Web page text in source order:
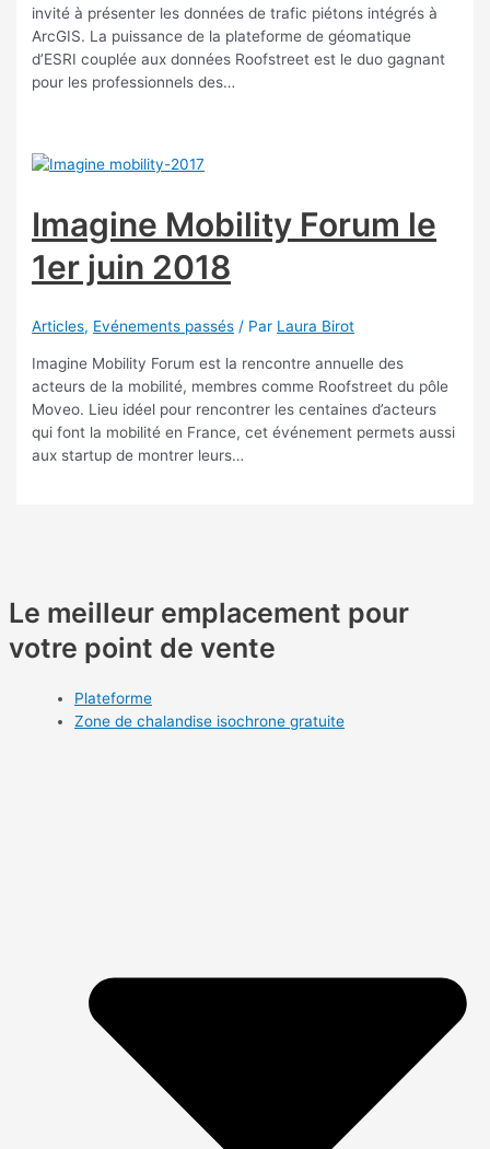
invité à présenter les données de trafic piétons intégrés à
ArcGIS. La puissance de la plateforme de géomatique
d’ESRI couplée aux données Roofstreet est le duo gagnant
pour les professionnels des…
Imagine Mobility Forum le
1er juin 2018
Articles, Evénements passés / Par Laura Birot
Imagine Mobility Forum est la rencontre annuelle des
acteurs de la mobilité, membres comme Roofstreet du pôle
Moveo. Lieu idéel pour rencontrer les centaines d’acteurs
qui font la mobilité en France, cet événement permets aussi
aux startup de montrer leurs…
Le meilleur emplacement pour
votre point de vente
Plateforme
Zone de chalandise isochrone gratuite